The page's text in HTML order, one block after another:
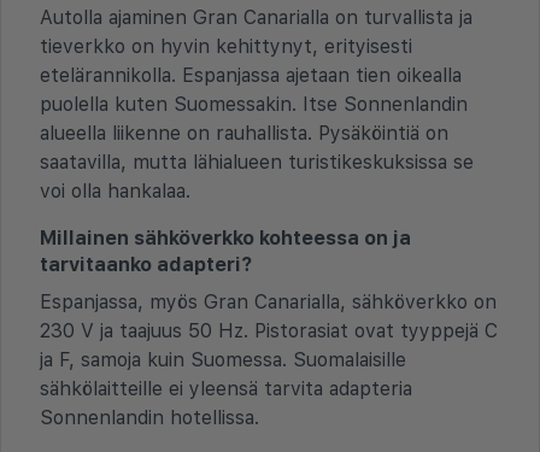
Autolla ajaminen Gran Canarialla on turvallista ja
tieverkko on hyvin kehittynyt, erityisesti
etelärannikolla. Espanjassa ajetaan tien oikealla
puolella kuten Suomessakin. Itse Sonnenlandin
alueella liikenne on rauhallista. Pysäköintiä on
saatavilla, mutta lähialueen turistikeskuksissa se
voi olla hankalaa.
Millainen sähköverkko kohteessa on ja
tarvitaanko adapteri?
Espanjassa, myös Gran Canarialla, sähköverkko on
230 V ja taajuus 50 Hz. Pistorasiat ovat tyyppejä C
ja F, samoja kuin Suomessa. Suomalaisille
sähkölaitteille ei yleensä tarvita adapteria
Sonnenlandin hotellissa.